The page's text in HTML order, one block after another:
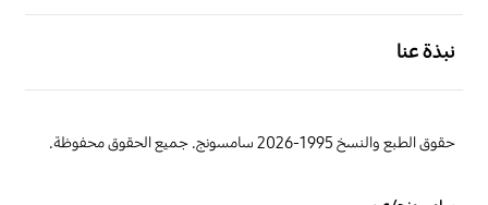
نبذة عنا
حقوق الطبع والنسخ 1995-2026 سامسونج. جميع الحقوق محفوظة.